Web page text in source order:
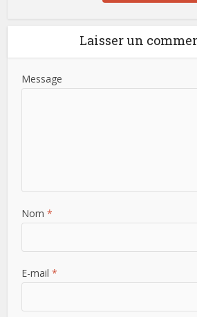
Laisser un
Message
Nom*
E-mail*